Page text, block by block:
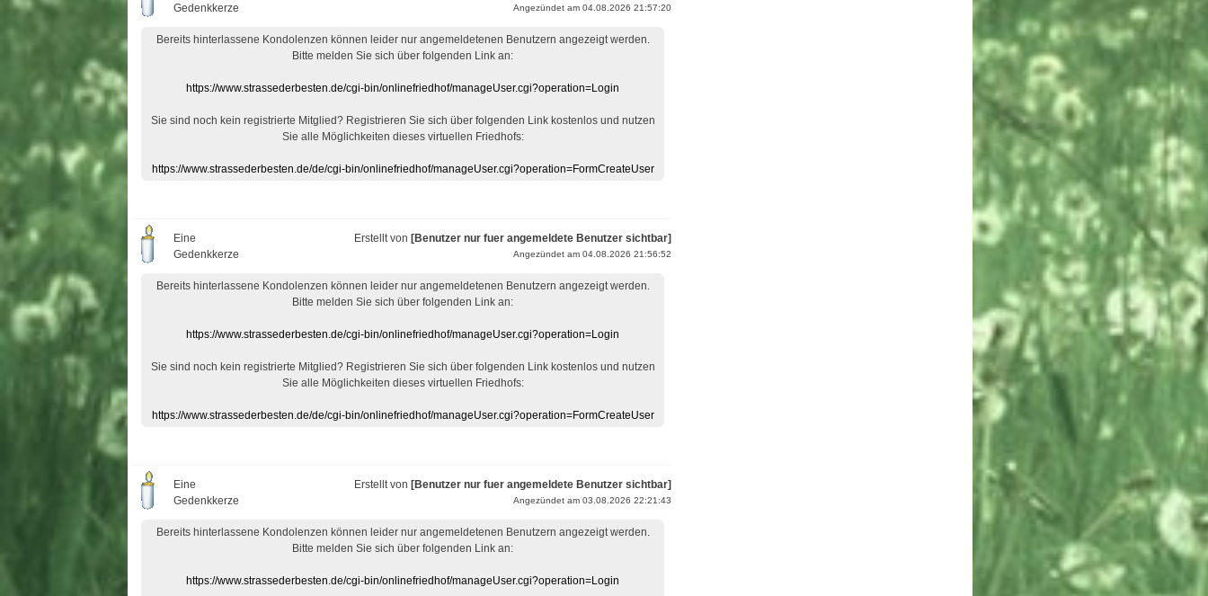
Gedenkkerze
Angezündet am 04.08.2026 21:57:20
Bereits hinterlassene Kondolenzen können leider nur angemeldetenen Benutzern angezeigt werden.
Bitte melden Sie sich über folgenden Link an:
https://www.strassederbesten.de/cgi-bin/onlinefriedhof/manageUser.cgi?operation=Login
Sie sind noch kein registrierte Mitglied? Registrieren Sie sich über folgenden Link kostenlos und nutzen
Sie alle Möglichkeiten dieses virtuellen Friedhofs:
https://www.strassederbesten.de/de/cgi-bin/onlinefriedhof/manageUser.cgi?operation=FormCreateUser
Eine
Gedenkkerze
Erstellt von [Benutzer nur fuer angemeldete Benutzer sichtbar]
Angezündet am 04.08.2026 21:56:52
Bereits hinterlassene Kondolenzen können leider nur angemeldetenen Benutzern angezeigt werden.
Bitte melden Sie sich über folgenden Link an:
https://www.strassederbesten.de/cgi-bin/onlinefriedhof/manageUser.cgi?operation=Login
Sie sind noch kein registrierte Mitglied? Registrieren Sie sich über folgenden Link kostenlos und nutzen
Sie alle Möglichkeiten dieses virtuellen Friedhofs:
https://www.strassederbesten.de/de/cgi-bin/onlinefriedhof/manageUser.cgi?operation=FormCreateUser
Eine
Gedenkkerze
Erstellt von [Benutzer nur fuer angemeldete Benutzer sichtbar]
Angezündet am 03.08.2026 22:21:43
Bereits hinterlassene Kondolenzen können leider nur angemeldetenen Benutzern angezeigt werden.
Bitte melden Sie sich über folgenden Link an:
https://www.strassederbesten.de/cgi-bin/onlinefriedhof/manageUser.cgi?operation=Login